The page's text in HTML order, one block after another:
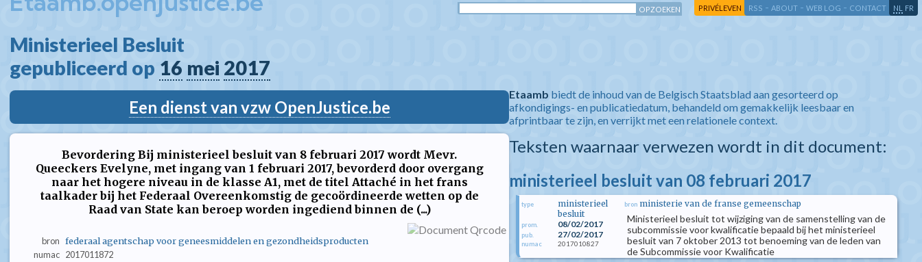
PRIVÉLEVEN RSS - ABOUT - WEB LOG - CONTACT NL FR
Ministerieel Besluit
gepubliceerd op 16 mei 2017
Een dienst van vzw OpenJustice.be
Bevordering Bij ministerieel besluit van 8 februari 2017 wordt Mevr.
Queeckers Evelyne, met ingang van 1 februari 2017, bevorderd door overgang
naar het hogere niveau in de klasse A1, met de titel Attaché in het frans
taalkader bij het Federaal Overeenkomstig de gecoördineerde wetten op de
Raad van State kan beroep worden ingediend binnen de (...)
bron federaal agentschap voor geneesmiddelen en gezondheidsproducten
numac 2017011872
Etaamb biedt de inhoud van de Belgisch Staatsblad aan gesorteerd op
afkondigings- en publicatiedatum, behandeld om gemakkelijk leesbaar en
afprintbaar te zijn, en verrijkt met een relationele context.
Teksten waarnaar verwezen wordt in dit document:
ministerieel besluit van 08 februari 2017
type
ministerieel
besluit
prom. 08/02/2017
pub. 27/02/2017
numac 2017010827
bron ministerie van de franse gemeenschap
Ministerieel besluit tot wijziging van de samenstelling van de
subcommissie voor kwalificatie bepaald bij het ministerieel
besluit van 7 oktober 2013 tot benoeming van de leden van
de Subcommissie voor Kwalificatie